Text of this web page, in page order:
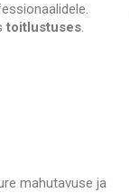
toitlustuses.
mahutavuse ja